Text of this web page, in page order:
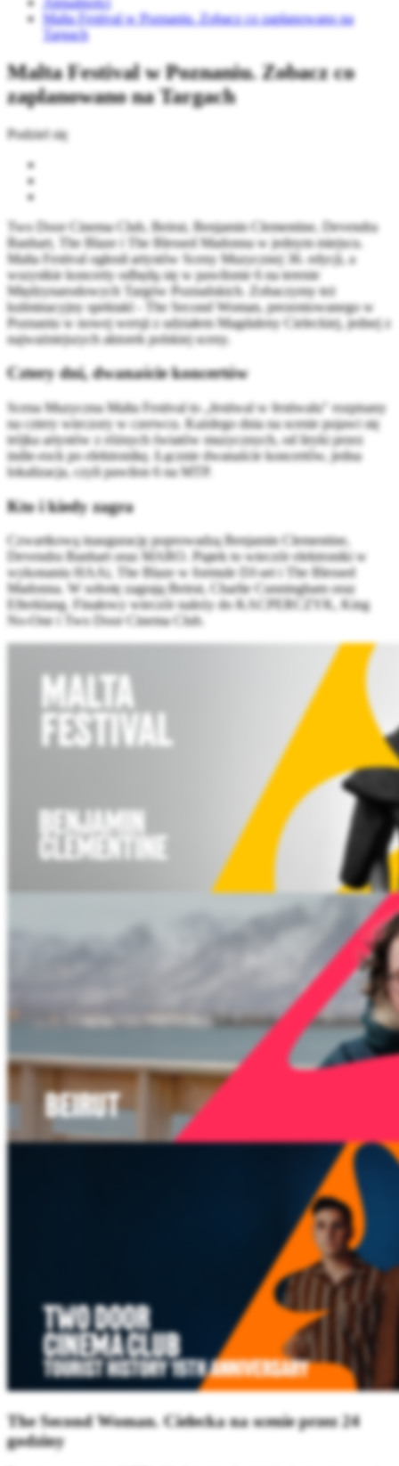
Malta Festival w Poznaniu. Zobacz co zaplanowano na
Targach
Malta Festival w Poznaniu. Zobacz co
zaplanowano na Targach
Podziel się
Two Door Cinema Club, Beirut, Benjamin Clementine, Devendra
Banhart, The Blaze i The Blessed Madonna w jednym miejscu.
Malta Festival ogłosił artystów Sceny Muzycznej 36. edycji, a
wszystkie koncerty odbędą się w pawilonie 6 na terenie
Międzynarodowych Targów Poznańskich. Zobaczymy też
kulminacyjny spektakl - The Second Woman, prezentowanego w
Poznaniu w nowej wersji z udziałem Magdaleny Cieleckiej, jednej z
najważniejszych aktorek polskiej sceny.
Cztery dni, dwanaście koncertów
Scena Muzyczna Malta Festival to „festiwal w festiwalu" rozpisany
na cztery wieczory w czerwcu. Każdego dnia na scenie pojawi się
trójka artystów z różnych światów muzycznych, od liryki przez
indie-rock po elektronikę. Łącznie dwanaście koncertów, jedna
lokalizacja, czyli pawilon 6 na MTP.
Kto i kiedy zagra
Czwartkową inaugurację poprowadzą Benjamin Clementine,
Devendra Banhart oraz MARO. Piątek to wieczór elektroniki w
wykonaniu HAAi, The Blaze w formule DJ-set i The Blessed
Madonna. W sobotę zagrają Beirut, Charlie Cunningham oraz
Efterklang. Finałowy wieczór należy do KACPERCZYK, King
No-One i Two Door Cinema Club.
The Second Woman. Cielecka na scenie przez 24
godziny